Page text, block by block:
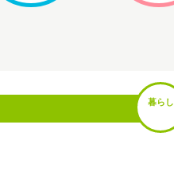
暮らし